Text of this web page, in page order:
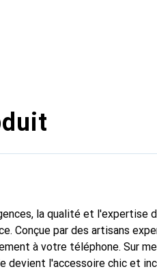
la qualité et l'expertise
Conçue par des artisans
à votre téléphone. Sur
devient l'accessoire chic et